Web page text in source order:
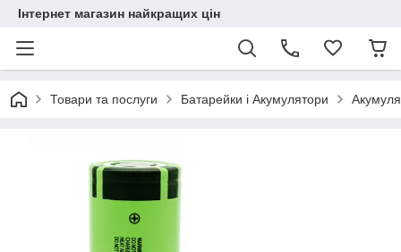
Інтернет магазин найкращих цін
Товари та послуги Батарейки і Акумулятори